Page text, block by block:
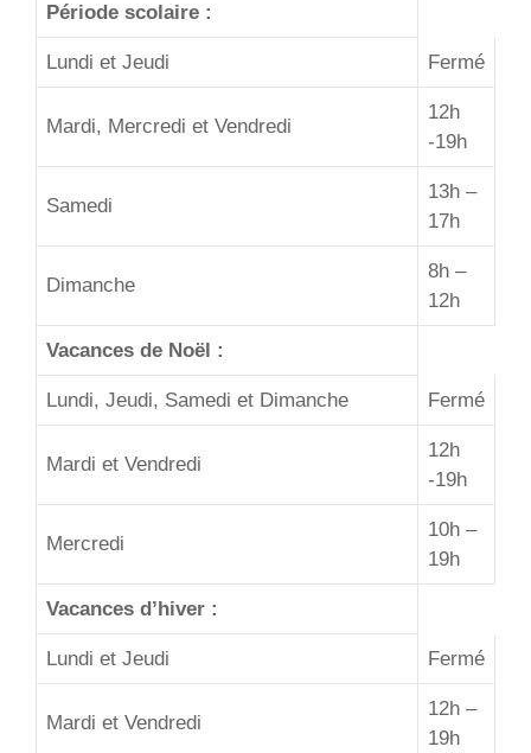
Période scolaire :
Lundi et Jeudi Fermé
Mardi, Mercredi et Vendredi
12h
-19h
Samedi
13h –
17h
Dimanche
8h –
12h
Vacances de Noël :
Lundi, Jeudi, Samedi et Dimanche Fermé
Mardi et Vendredi
12h
-19h
Mercredi
10h –
19h
Vacances d’hiver :
Lundi et Jeudi Fermé
Mardi et Vendredi
12h –
19h